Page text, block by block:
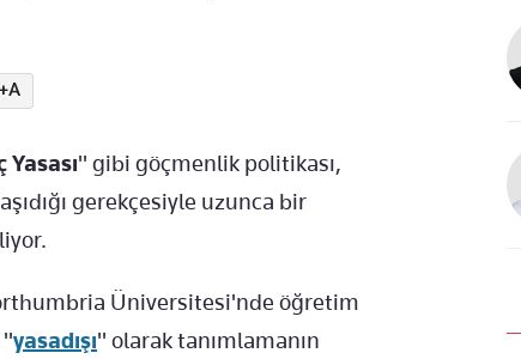
+A
Yasası" gibi göçmenlik politikası,
gerekçesiyle uzunca bir
Üniversitesi'nde öğretim
yasadışı" olarak tanımlamanın